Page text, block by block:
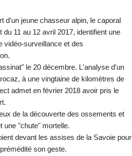
d'un jeune chasseur alpin, le caporal
11 au 12 avril 2017, identifient une
vidéo-surveillance et des
le 20 décembre. L'analyse d'un
à une vingtaine de kilomètres de
admet en février 2018 avoir pris le
de la découverte des ossements et
une "chute" mortelle.
devant les assises de la Savoie pour
son geste.